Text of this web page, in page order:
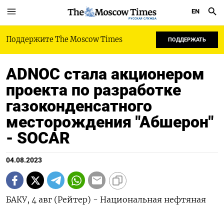
РУССКАЯ СЛУЖБА
EN
Поддержите The Moscow Times ПОДДЕРЖАТЬ
ADNOC стала акционером
проекта по разработке
газоконденсатного
месторождения "Абшерон"
- SOCAR
04.08.2023
БАКУ, 4 авг (Рейтер) - Национальная нефтяная